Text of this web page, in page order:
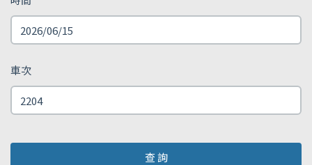
車次
查 詢